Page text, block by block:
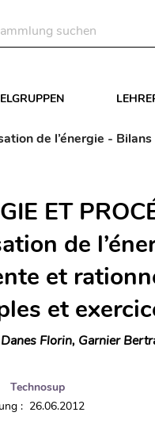
de l’énergie -
ET
de
et
et
Danes Florin, Garnier
Technosup
: 26.06.2012